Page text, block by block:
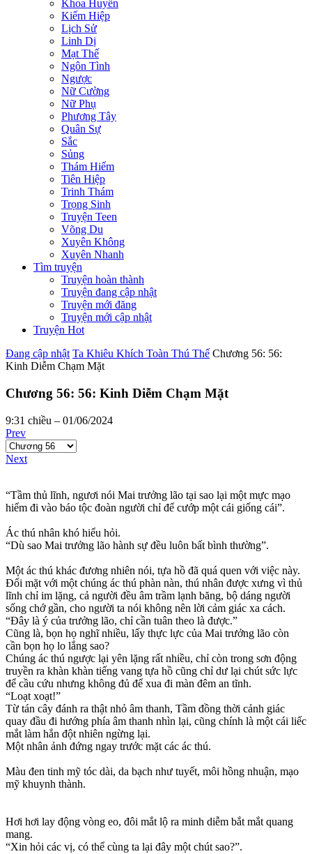
Khoa Huyễn
Kiếm Hiệp
Lịch Sử
Linh Dị
Mạt Thế
Ngôn Tình
Ngược
Nữ Cường
Nữ Phụ
Phương Tây
Quân Sự
Sắc
Sủng
Thám Hiểm
Tiên Hiệp
Trinh Thám
Trọng Sinh
Truyện Teen
Võng Du
Xuyên Không
Xuyên Nhanh
Tìm truyện
Truyện hoàn thành
Truyện đang cập nhật
Truyện mới đăng
Truyện mới cập nhật
Truyện Hot
Đang cập nhật Ta Khiêu Khích Toàn Thú Thế Chương 56: 56:
Kinh Diễm Chạm Mặt
Chương 56: 56: Kinh Diễm Chạm Mặt
9:31 chiều – 01/06/2024
Prev
Next
“Tầm thủ lĩnh, ngươi nói Mai trưởng lão tại sao lại một mực mạo
hiểm đi vào báo tộc đoàn người chỉ để cướp một cái giống cái”.
Ác thú nhân khó hiểu hỏi.
“Dù sao Mai trưởng lão hành sự đều luôn bất bình thường”.
Một ác thú khác đương nhiên nói, tựa hồ đã quá quen với việc này.
Đối mặt với một chúng ác thú phàn nàn, thú nhân được xưng vì thủ
lĩnh chỉ im lặng, cả người đều âm trầm lạnh băng, bộ dáng người
sống chớ gần, cho người ta nói không nên lời cảm giác xa cách.
“Đây là ý của trưởng lão, chỉ cần tuân theo là được.”
Cũng là, bọn họ nghĩ nhiều, lấy thực lực của Mai trưởng lão còn
cần bọn họ lo lắng sao?
Chúng ác thú ngược lại yên lặng rất nhiều, chỉ còn trong sơn động
truyền ra khàn khàn tiếng vang tựa hồ cũng chỉ dư lại chút sức lực
để cầu cứu nhưng không đủ để xua đi màn đêm an tĩnh.
“Loạt xoạt!”
Từ tán cây đánh ra thật nhỏ âm thanh, Tầm đồng thời cảnh giác
quay đầu đi hướng phía âm thanh nhìn lại, cũng chính là một cái liếc
mắt làm hắn đột nhiên ngừng lại.
Một nhân ảnh đứng ngay trước mặt các ác thú.
Màu đen tinh mỹ tóc dài, da bạch như tuyết, môi hồng nhuận, mạo
mỹ khuynh thành.
Hơi hơi lay động vòng eo, đôi mắt lộ ra minh diễm bắt mắt quang
mang.
“Xin hỏi các vị, có thể cùng ta lại đây một chút sao?”.